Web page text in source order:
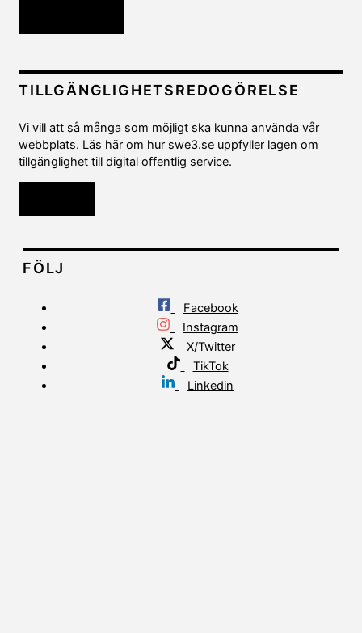
TILLGÄNGLIGHETSREDOGÖRELSE
Vi vill att så många som möjligt ska kunna använda vår
webbplats. Läs här om hur swe3.se uppfyller lagen om
tillgänglighet till digital offentlig service.
FÖLJ
Facebook
Instagram
X/Twitter
TikTok
Linkedin